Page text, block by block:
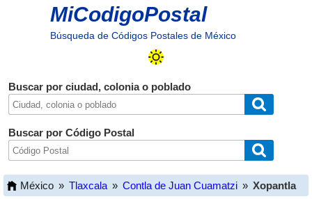
MiCodigoPostal
Búsqueda de Códigos Postales de México
Buscar por ciudad, colonia o poblado
Buscar por Código Postal
México » Tlaxcala » Contla de Juan Cuamatzi » Xopantla